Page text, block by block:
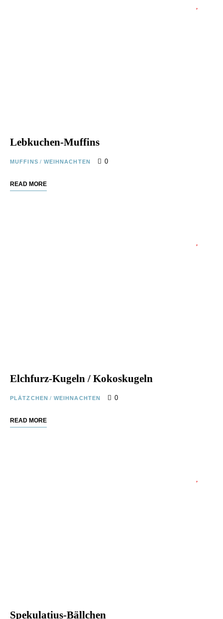
Lebkuchen-Muffins
MUFFINS / WEIHNACHTEN 0
READ MORE
Elchfurz-Kugeln / Kokoskugeln
PLÄTZCHEN / WEIHNACHTEN 0
READ MORE
Spekulatius-Bällchen